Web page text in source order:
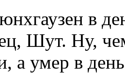
в
Шут. Ну,
а умер в